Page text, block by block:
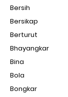
Bersih
Bersikap
Berturut
Bhayangkar
Bina
Bola
Bongkar